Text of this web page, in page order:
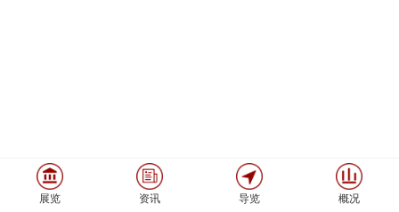
展览 资讯 导览 概况